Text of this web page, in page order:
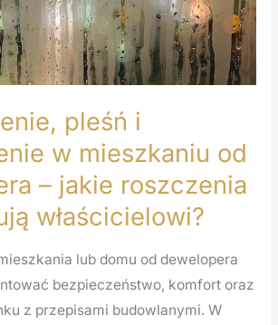
pleśń i
w mieszkaniu od
– jakie roszczenia
właścicielowi?
lub domu od dewelopera
bezpieczeństwo, komfort oraz
z przepisami budowlanymi. W